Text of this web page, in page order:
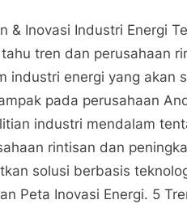
& Inovasi Industri Energi
tahu tren dan perusahaan
industri energi yang akan
pada perusahaan
industri mendalam
rintisan dan
solusi berbasis
Peta Inovasi Energi. 5